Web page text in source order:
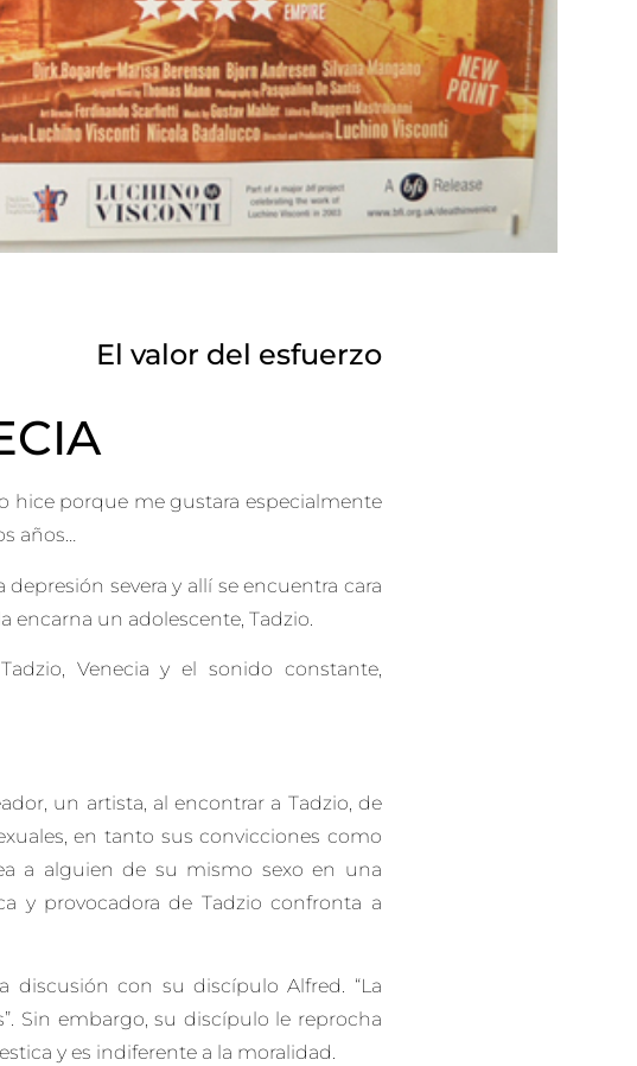
El valor del esfuerzo
hice porque me gustara especialmente
años…
severa y allí se encuentra cara
encarna un adolescente, Tadzio.
Venecia y el sonido constante,
un artista, al encontrar a Tadzio, de
en tanto sus convicciones como
a alguien de su mismo sexo en una
y provocadora de Tadzio confronta a
discusión con su discípulo Alfred. “La
Sin embargo, su discípulo le reprocha
y es indiferente a la moralidad.